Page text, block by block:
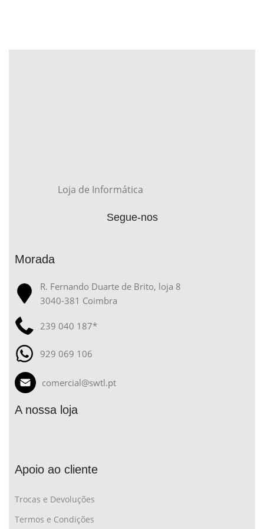
Loja de Informática
Segue-nos
Morada
R. Fernando Duarte de Brito, loja 8
3040-381 Coimbra
239 040 187*
929 069 106
comercial@swtl.pt
A nossa loja
Apoio ao cliente
Trocas e Devoluções
Termos e Condições